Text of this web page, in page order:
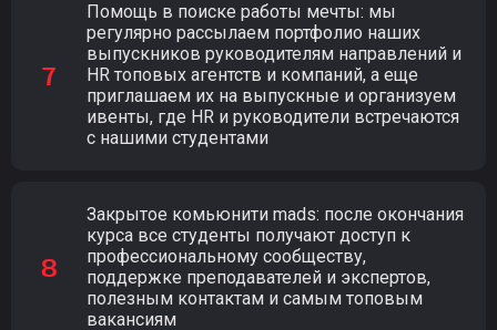
Помощь в поиске работы мечты: мы
регулярно рассылаем портфолио наших
выпускников руководителям направлений и
HR топовых агентств и компаний, а еще
приглашаем их на выпускные и организуем
ивенты, где HR и руководители встречаются
с нашими студентами
Закрытое комьюнити mads: после окончания
курса все студенты получают доступ к
профессиональному сообществу,
поддержке преподавателей и экспертов,
полезным контактам и самым топовым
вакансиям